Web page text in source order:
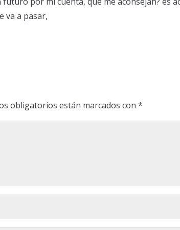
va a pasar,
obligatorios están marcados con *